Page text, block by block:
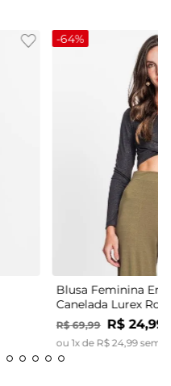
-64%
Blusa Feminina Em
Canelada Lurex
R$ 69,99 R$ 24,99
ou 1x de R$ 24,99sem